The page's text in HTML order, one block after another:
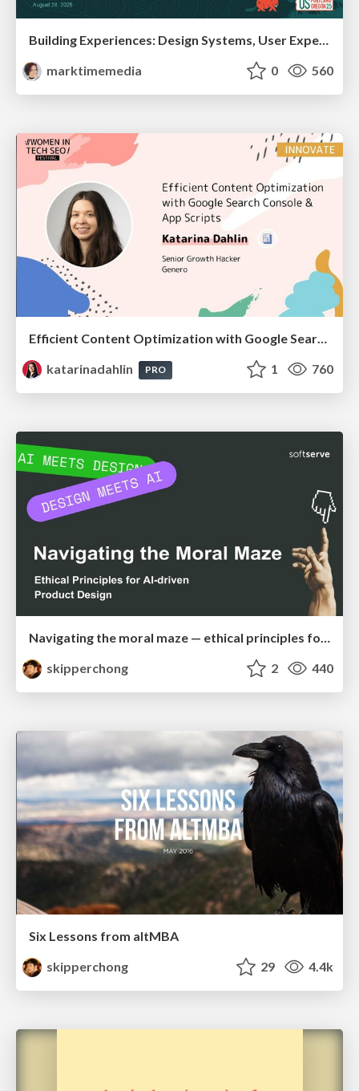
Building Experiences: Design Systems, User Experience, and Full Site Editing
marktimemedia
0 560
Efficient Content Optimization with Google Search Console & Apps Script
katarinadahlin
PRO 1 760
Navigating the moral maze — ethical principles for Al-driven product design
skipperchong
2 440
Six Lessons from altMBA
skipperchong
29 4.4k